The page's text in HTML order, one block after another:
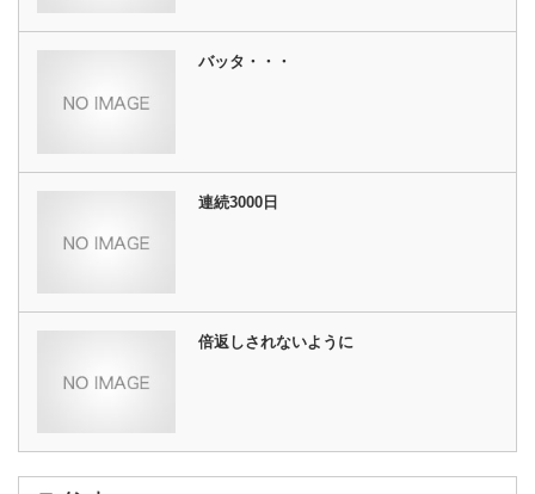
バッタ・・・
連続3000日
倍返しされないように